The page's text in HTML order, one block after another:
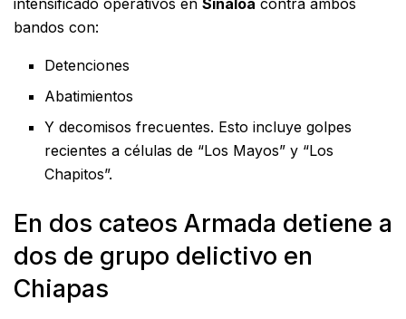
bandos con:
Detenciones
Abatimientos
Y decomisos frecuentes. Esto incluye golpes
recientes a células de “Los Mayos” y “Los
Chapitos”.
En dos cateos Armada detiene a
dos de grupo delictivo en
Chiapas